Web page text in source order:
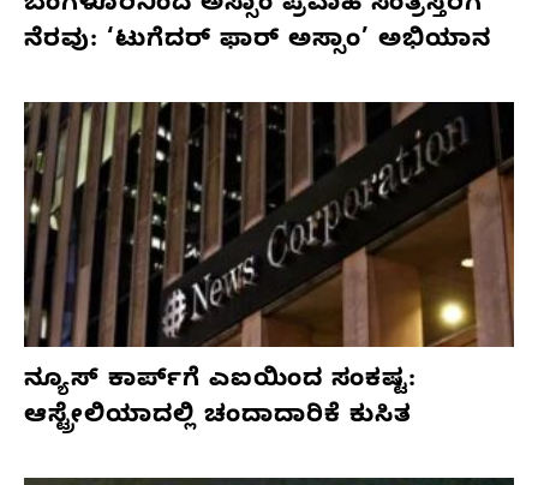
ನೆರವು: ‘ಟುಗೆದರ್ ಫಾರ್ ಅಸ್ಸಾಂ’ ಅಭಿಯಾನ
ನ್ಯೂಸ್ ಕಾರ್ಪ್‌ಗೆ ಎಐಯಿಂದ ಸಂಕಷ್ಟ:
ಆಸ್ಟ್ರೇಲಿಯಾದಲ್ಲಿ ಚಂದಾದಾರಿಕೆ ಕುಸಿತ